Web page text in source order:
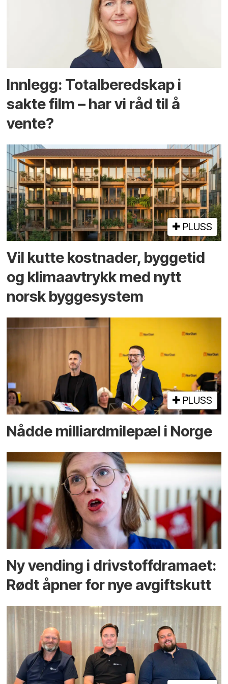
Innlegg: Totalberedskap i
sakte film – har vi råd til å
vente?
PLUSS
Vil kutte kostnader, byggetid
og klima­avtrykk med nytt
norsk bygge­system
PLUSS
Nådde milliard­­milepæl i Norge
Ny vending i drivstoffdramaet:
Rødt åpner for nye avgiftskutt